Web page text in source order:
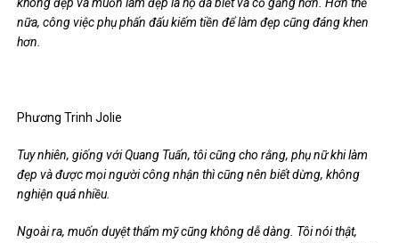
Theo tôi, phụ nữ muốn làm đẹp là một điều tốt. Phụ nữ cảm thấy mình
không đẹp và muốn làm đẹp là họ đã biết và cố gắng hơn. Hơn thế
Phương Trinh Jolie
Tuy nhiên, giống với Quang Tuấn, tôi cũng cho rằng, phụ nữ khi làm
nghiện quá nhiều.